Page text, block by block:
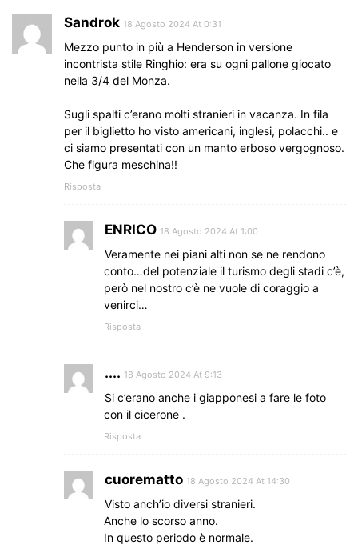
Sandrok 18 Agosto 2024 At 0:31
Mezzo punto in più a Henderson in versione
incontrista stile Ringhio: era su ogni pallone giocato
nella 3/4 del Monza.
Sugli spalti c’erano molti stranieri in vacanza. In fila
per il biglietto ho visto americani, inglesi, polacchi.. e
ci siamo presentati con un manto erboso vergognoso.
Che figura meschina!!
Risposta
ENRICO 18 Agosto 2024 At 1:00
Veramente nei piani alti non se ne rendono
conto…del potenziale il turismo degli stadi c’è,
però nel nostro c’è ne vuole di coraggio a
venirci…
Risposta
.... 18 Agosto 2024 At 9:13
Si c’erano anche i giapponesi a fare le foto
con il cicerone .
Risposta
cuorematto 18 Agosto 2024 At 14:30
Visto anch’io diversi stranieri.
Anche lo scorso anno.
In questo periodo è normale.